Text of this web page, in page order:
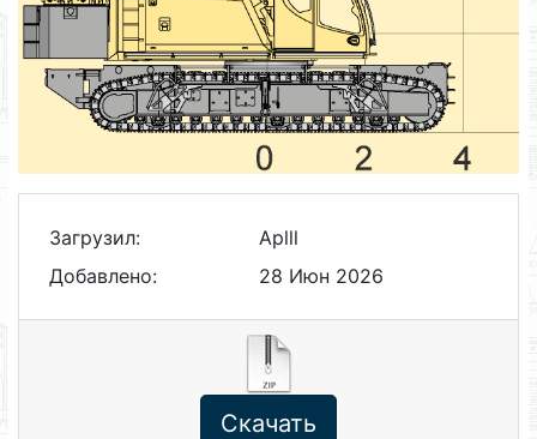
Загрузил:
Aplll
Добавлено:
28 Июн 2026
Скачать